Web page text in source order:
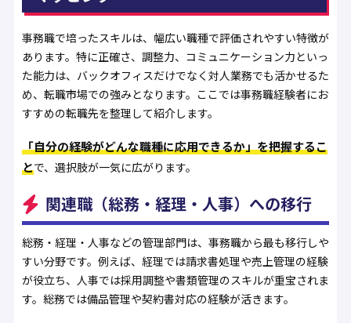
事務職で培ったスキルは、幅広い職種で評価されやすい特徴が
あります。特に正確さ、調整力、コミュニケーション力といっ
た能力は、バックオフィスだけでなく対人業務でも活かせるた
め、転職市場での強みとなります。ここでは事務職経験者にお
すすめの転職先を整理して紹介します。
「自分の経験がどんな職種に応用できるか」を把握するこ
とで、選択肢が一気に広がります。
関連職（総務・経理・人事）への移行
総務・経理・人事などの管理部門は、事務職から最も移行しや
すい分野です。例えば、経理では請求書処理や売上管理の経験
が役立ち、人事では採用調整や書類管理のスキルが重宝されま
す。総務では備品管理や契約書対応の経験が活きます。